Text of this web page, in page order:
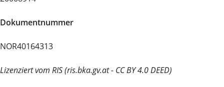
Dokumentnummer
NOR40164313
Lizenziert vom RIS (ris.bka.gv.at - CC BY 4.0 DEED)